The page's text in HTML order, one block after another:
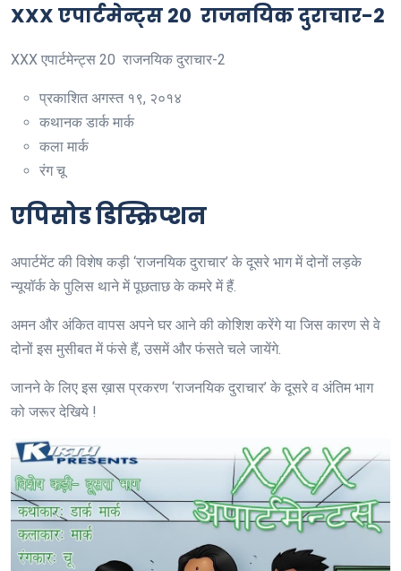
XXX एपार्टमेन्ट्स 20 राजनयिक दुराचार-2
XXX एपार्टमेन्ट्स 20 राजनयिक दुराचार-2
प्रकाशित अगस्त १९, २०१४
कथानक डार्क मार्क
कला मार्क
रंगचू
एपिसोड डिस्क्रिप्शन
अपार्टमेंट की विशेष कड़ी ‘राजनयिक दुराचार’ के दूसरे भाग में दोनों लड़के
न्यूयॉर्क के पुलिस थाने में पूछताछ के कमरे में हैं.
अमन और अंकित वापस अपने घर आने की कोशिश करेंगे या जिस कारण से वे
दोनों इस मुसीबत में फंसे हैं, उसमें और फंसते चले जायेंगे.
जानने के लिए इस ख़ास प्रकरण ‘राजनयिक दुराचार’ के दूसरे व अंतिम भाग
को जरूर देखिये !